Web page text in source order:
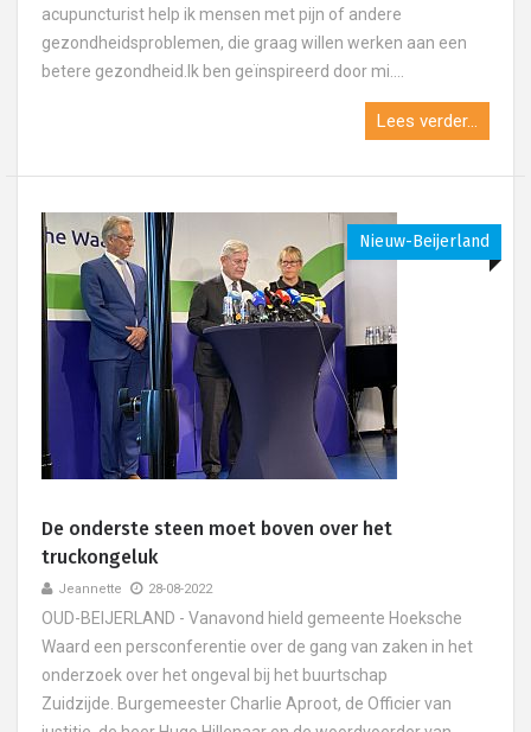
acupuncturist help ik mensen met pijn of andere
gezondheidsproblemen, die graag willen werken aan een
betere gezondheid.Ik ben geïnspireerd door mi....
Lees verder...
Nieuw-Beijerland
De onderste steen moet boven over het
truckongeluk
Jeannette 28-08-2022
OUD-BEIJERLAND - Vanavond hield gemeente Hoeksche
Waard een persconferentie over de gang van zaken in het
onderzoek over het ongeval bij het buurtschap
Zuidzijde. Burgemeester Charlie Aproot, de Officier van